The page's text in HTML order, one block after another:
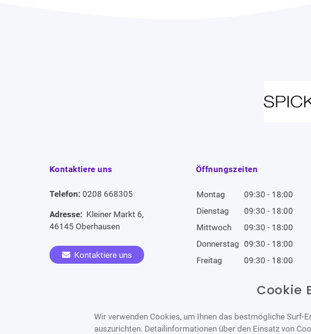
Kontaktiere uns
Telefon: 0208 668305
Adresse: Kleiner Markt 6,
46145 Oberhausen
Kontaktiere uns
Öffnungszeiten
Montag
09:30 - 18:00
Dienstag
09:30 - 18:00
Mittwoch
09:30 - 18:00
Donnerstag 09:30 - 18:00
Freitag
09:30 - 18:00
Geschlossen
Cookie
Wir verwenden Cookies, um Ihnen das bestmögliche Surf-
auszurichten. Detailinformationen über den Einsatz von